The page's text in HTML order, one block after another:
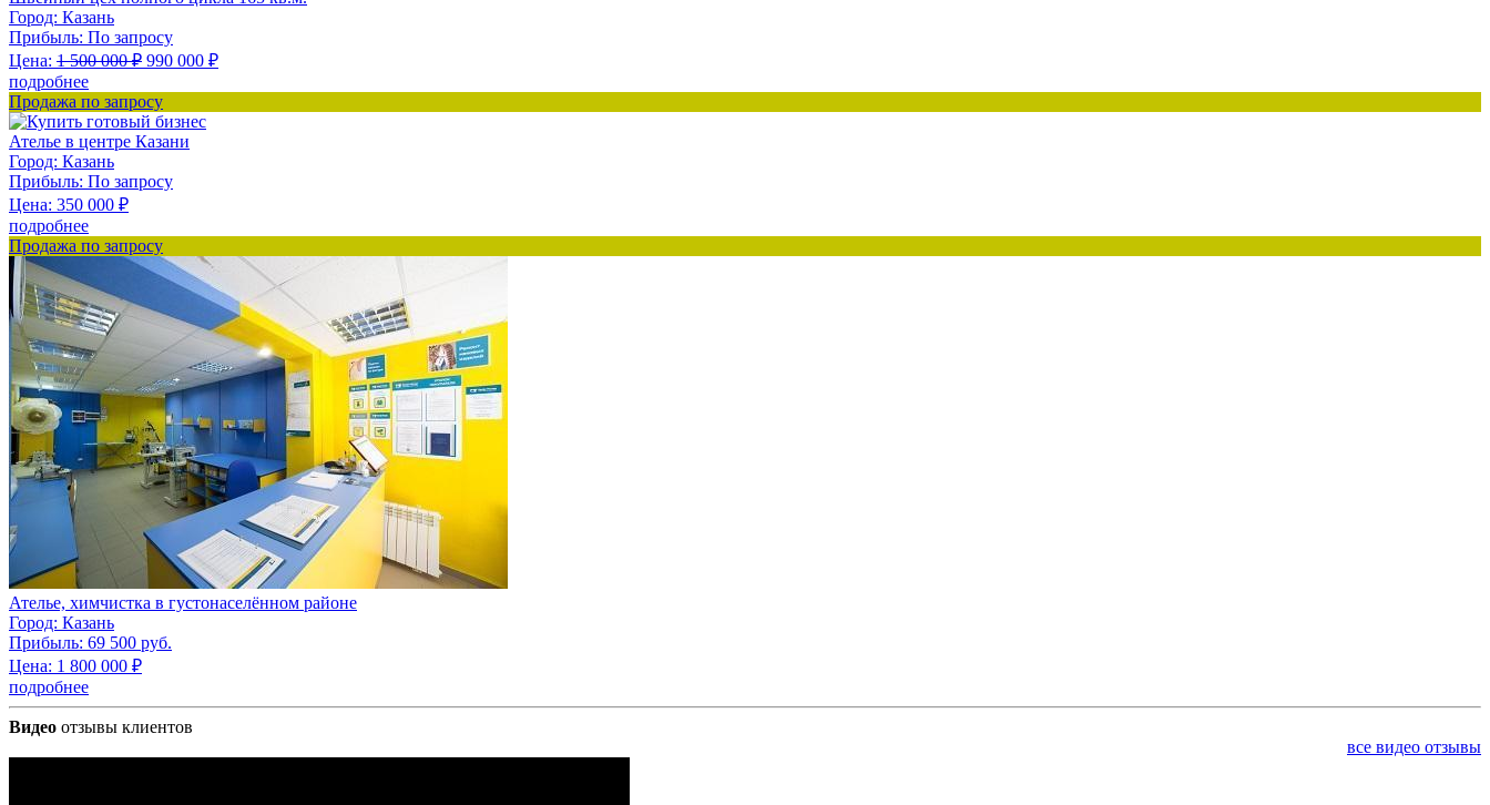
Город: Казань
Прибыль: По запросу
Цена: 1 500 000₽ 990 000 ₽
подробнее
Продажа по запросу
Ателье в центре Казани
Город: Казань
Прибыль: По запросу
Цена: 350 000 ₽
подробнее
Продажа по запросу
Ателье, химчистка в густонаселённом районе
Город: Казань
Прибыль: 69 500 руб.
Цена: 1 800 000 ₽
подробнее
Видео отзывы клиентов
все видео отзывы